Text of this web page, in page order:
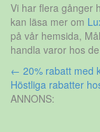
Vi har flera gånger
kan läsa mer om
på vår hemsida,
handla varor hos
← 20% rabatt med
Höstliga rabatter
ANNONS: